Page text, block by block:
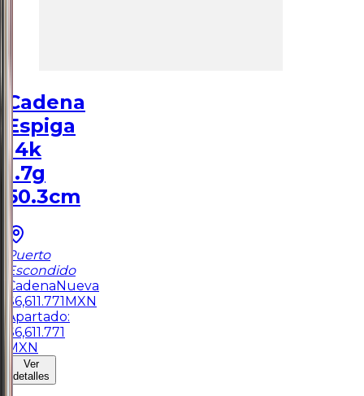
Cadena
Espiga
14k
1.7g
50.3cm
Puerto
Escondido
CadenaNueva
$6,611.771MXN
Apartado:
$6,611.771
MXN
Ver
detalles